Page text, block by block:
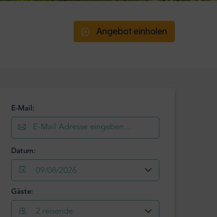
Angebot einholen
E-Mail:
Datum:
09/08/2026
Di Mi
Gäste:
2 reisende